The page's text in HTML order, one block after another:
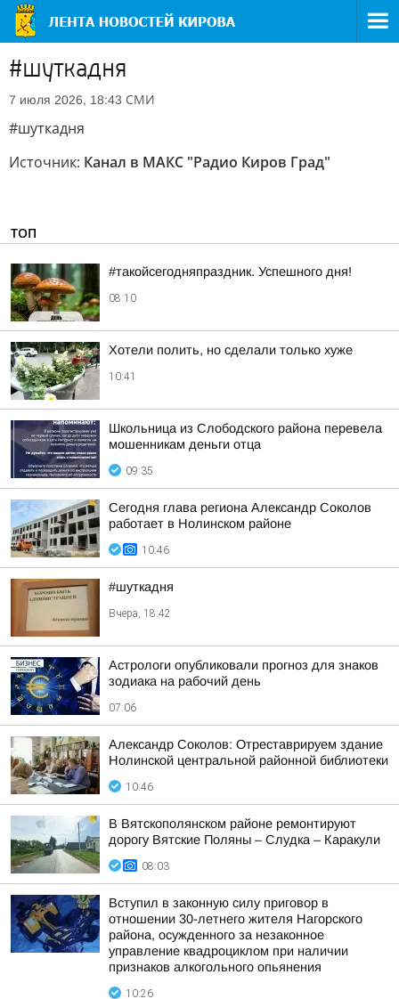
#шуткадня
7 июля 2026, 18:43 СМИ
#шуткадня
Источник: Канал в МАКС "Радио Киров Град"
ТОП
#такойсегодняпраздник. Успешного дня!
08:10
Хотели полить, но сделали только хуже
10:41
Школьница из Слободского района перевела
мошенникам деньги отца
09:35
Сегодня глава региона Александр Соколов
работает в Нолинском районе
10:46
#шуткадня
Вчера, 18:42
Астрологи опубликовали прогноз для знаков
зодиака на рабочий день
07:06
Александр Соколов: Отреставрируем здание
Нолинской центральной районной библиотеки
10:46
В Вятскополянском районе ремонтируют
дорогу Вятские Поляны – Слудка – Каракули
08:03
Вступил в законную силу приговор в
отношении 30-летнего жителя Нагорского
района, осужденного за незаконное
управление квадроциклом при наличии
признаков алкогольного опьянения
10:26